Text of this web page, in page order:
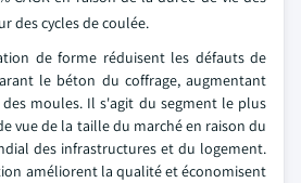
des cycles de coulée.
de forme réduisent les défauts de
le béton du coffrage, augmentant
moules. Il s'agit du segment le plus
vue de la taille du marché en raison du
des infrastructures et du logement.
améliorent la qualité et économisent